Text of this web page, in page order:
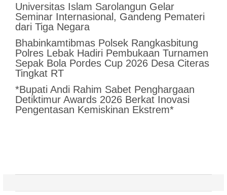
Universitas Islam Sarolangun Gelar
Seminar Internasional, Gandeng Pemateri
dari Tiga Negara
Bhabinkamtibmas Polsek Rangkasbitung
Polres Lebak Hadiri Pembukaan Turnamen
Sepak Bola Pordes Cup 2026 Desa Citeras
Tingkat RT
*Bupati Andi Rahim Sabet Penghargaan
Detiktimur Awards 2026 Berkat Inovasi
Pengentasan Kemiskinan Ekstrem*